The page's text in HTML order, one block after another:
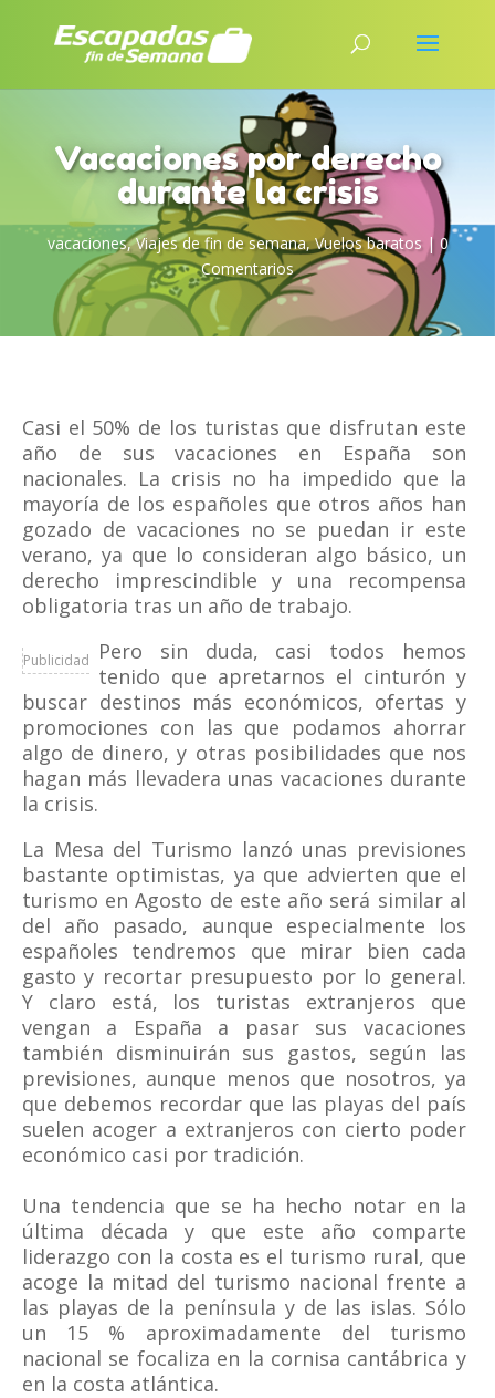
Vacaciones por derecho
durante la crisis
vacaciones,Viajes de fin de semana,Vuelos baratos| 0
Comentarios
Casi el 50% de los turistas que disfrutan este
año de sus vacaciones en España son
nacionales. La crisis no ha impedido que la
mayoría de los españoles que otros años han
gozado de vacaciones no se puedan ir este
verano, ya que lo consideran algo básico, un
derecho imprescindible y una recompensa
obligatoria tras un año de trabajo.
Publicidad
Pero sin duda, casi todos hemos
tenido que apretarnos el cinturón y
buscar destinos más económicos, ofertas y
promociones con las que podamos ahorrar
algo de dinero, y otras posibilidades que nos
hagan más llevadera unas vacaciones durante
la crisis.
La Mesa del Turismo lanzó unas previsiones
bastante optimistas, ya que advierten que el
turismo en Agosto de este año será similar al
del año pasado, aunque especialmente los
españoles tendremos que mirar bien cada
gasto y recortar presupuesto por lo general.
Y claro está, los turistas extranjeros que
vengan a España a pasar sus vacaciones
también disminuirán sus gastos, según las
previsiones, aunque menos que nosotros, ya
que debemos recordar que las playas del país
suelen acoger a extranjeros con cierto poder
económico casi por tradición.
Una tendencia que se ha hecho notar en la
última década y que este año comparte
liderazgo con la costa es el turismo rural, que
acoge la mitad del turismo nacional frente a
las playas de la península y de las islas. Sólo
un 15 % aproximadamente del turismo
nacional se focaliza en la cornisa cantábrica y
en la costa atlántica.